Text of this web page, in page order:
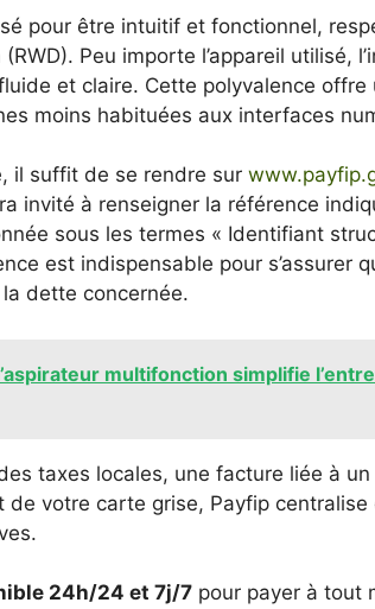
pour être intuitif et fonctionnel,
Peu importe l’appareil utilisé,
et claire. Cette polyvalence
moins habituées aux interfaces
il suffit de se rendre sur
invité à renseigner la référence
sous les termes « Identifiant
est indispensable pour s’assurer
dette concernée.
multifonction simplifie
taxes locales, une facture liée à
de votre carte grise, Payfip
24h/24 et 7j/7 pour payer à tout